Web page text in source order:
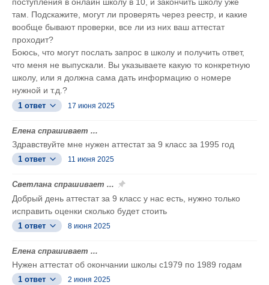
поступления в онлайн школу в 10, и закончить школу уже
там. Подскажите, могут ли проверять через реестр, и какие
вообще бывают проверки, все ли из них ваш аттестат
проходит?
Боюсь, что могут послать запрос в школу и получить ответ,
что меня не выпускали. Вы указываете какую то конкретную
школу, или я должна сама дать информацию о номере
нужной и т.д.?
1 ответ 17 июня 2025
Елена спрашивает ...
Здравствуйте мне нужен аттестат за 9 класс за 1995 год
1 ответ 11 июня 2025
Светлана спрашивает ...
Добрый день аттестат за 9 класс у нас есть, нужно только
исправить оценки сколько будет стоить
1 ответ 8 июня 2025
Елена спрашивает ...
Нужен аттестат об окончании школы с1979 по 1989 годам
1 ответ 2 июня 2025